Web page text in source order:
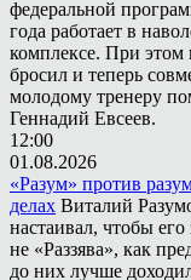
федеральной
года работает в
комплексе. При
бросил и теперь
молодому тренеру
Геннадий Евсеев.
12:00
01.08.2026
«Разум» против
делах Виталий
настаивал, чтобы
не «Раззява», как
до них лучше